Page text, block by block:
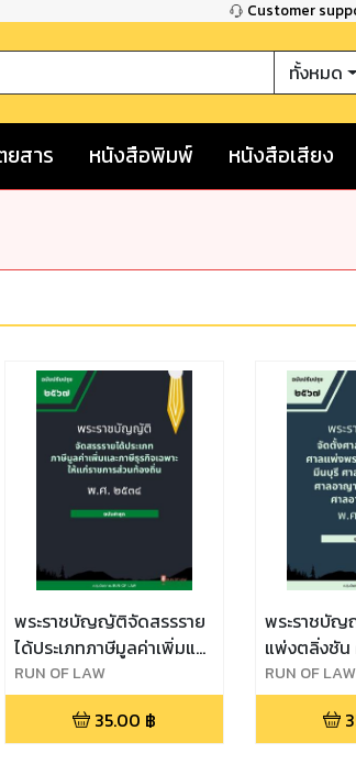
Customer
ทั้งหมด
ยสาร หนังสือพิมพ์ หนังสือเสียง
พระราชบัญญัติจัดสรรราย
ได้ประเภทภาษีมูลค่าเพิ่มและ
ภาษีธุรกิจเฉพาะให้แก่
ราชการส่วนท้องถิ่น พ.ศ.
RUN OF LAW
35.00 ฿
พระราชบั
แพ่งตลิ่งชัน
พระโขนง ศ
ศาลอาญาต
อาญาพระโ
RUN OF LAW